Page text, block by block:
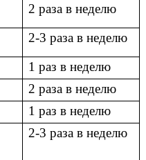
2 раза в неделю
2-3 раза в неделю
1 раз в неделю
2 раза в неделю
1 раз в неделю
2-3 раза в неделю